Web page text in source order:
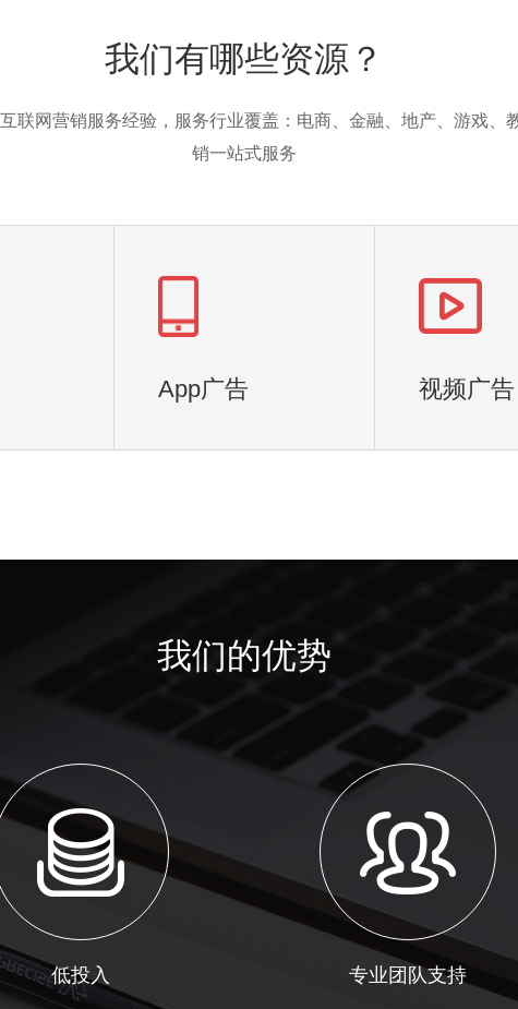
我们有哪些资源？
联网营销服务经验，服务行业覆盖：电商、金融、地产、游戏、
销一站式服务
App广告 视频广告
我们的优势
低投入 专业团队支持